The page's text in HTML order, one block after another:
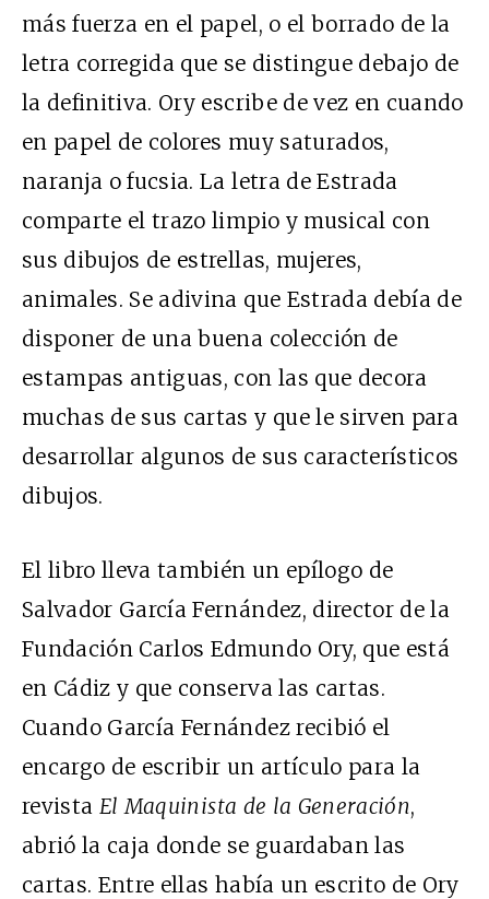
más fuerza en el papel, o el borrado de la
letra corregida que se distingue debajo de
la definitiva. Ory escribe de vez en cuando
en papel de colores muy saturados,
naranja o fucsia. La letra de Estrada
comparte el trazo limpio y musical con
sus dibujos de estrellas, mujeres,
animales. Se adivina que Estrada debía de
disponer de una buena colección de
estampas antiguas, con las que decora
muchas de sus cartas y que le sirven para
desarrollar algunos de sus característicos
dibujos.
El libro lleva también un epílogo de
Salvador García Fernández, director de la
Fundación Carlos Edmundo Ory, que está
en Cádiz y que conserva las cartas.
Cuando García Fernández recibió el
encargo de escribir un artículo para la
revista El Maquinista de la Generación,
abrió la caja donde se guardaban las
cartas. Entre ellas había un escrito de Ory